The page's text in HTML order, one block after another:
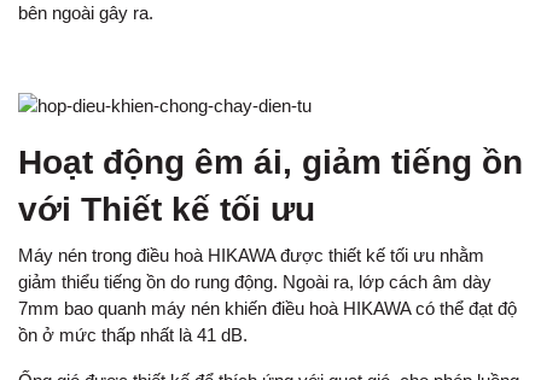
bên ngoài gây ra.
Hoạt động êm ái, giảm tiếng ồn
với Thiết kế tối ưu
Máy nén trong điều hoà HIKAWA được thiết kế tối ưu nhằm
giảm thiểu tiếng ồn do rung động. Ngoài ra, lớp cách âm dày
7mm bao quanh máy nén khiến điều hoà HIKAWA có thể đạt độ
ồn ở mức thấp nhất là 41 dB.